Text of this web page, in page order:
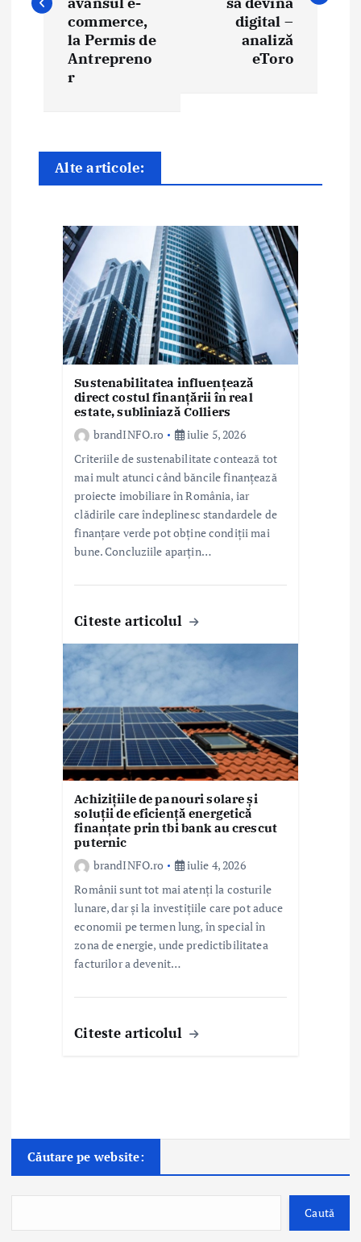
i
commerce,
la Permis de
Antrepreno
r
digital –
analiză
eToro
Alte articole:
Sustenabilitatea influențează
direct costul finanțării în real
estate, subliniază Colliers
brandINFO.ro
iulie 5, 2026
Criteriile de sustenabilitate contează tot
mai mult atunci când băncile finanțează
proiecte imobiliare în România, iar
clădirile care îndeplinesc standardele de
finanțare verde pot obține condiții mai
bune. Concluziile aparțin…
Citeste articolul
Achizițiile de panouri solare și
soluții de eficiență energetică
finanțate prin tbi bank au crescut
puternic
brandINFO.ro
iulie 4, 2026
Românii sunt tot mai atenți la costurile
lunare, dar și la investițiile care pot aduce
economii pe termen lung, în special în
zona de energie, unde predictibilitatea
facturilor a devenit…
Citeste articolul
Căutare pe website:
Caută